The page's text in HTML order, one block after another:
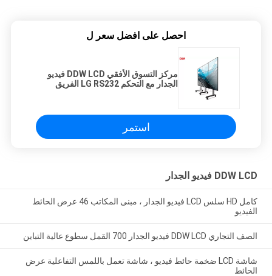
احصل على افضل سعر ل
مركز التسوق الأفقي DDW LCD فيديو
الجدار مع التحكم LG RS232 الفريق
استمر
DDW LCD فيديو الجدار
كامل HD سلس LCD فيديو الجدار ، مبنى المكاتب 46 عرض الحائط
الفيديو
الصف التجاري DDW LCD فيديو الجدار 700 القمل سطوع عالية التباين
شاشة LCD ضخمة حائط فيديو ، شاشة تعمل باللمس التفاعلية عرض
الحائط